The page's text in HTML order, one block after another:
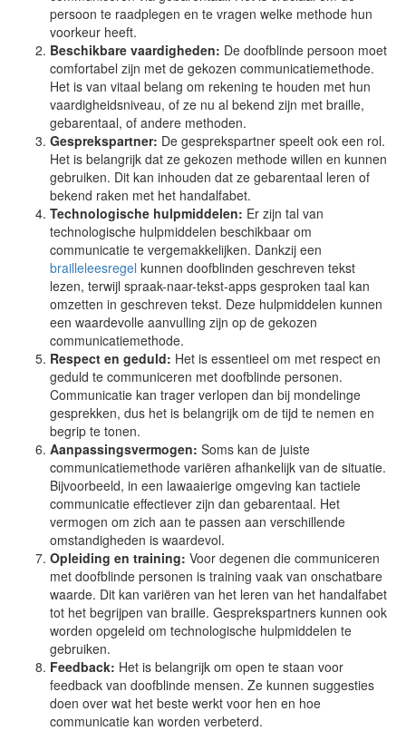
persoon te raadplegen en te vragen welke methode hun
voorkeur heeft.
Beschikbare vaardigheden: De doofblinde persoon moet
comfortabel zijn met de gekozen communicatiemethode.
Het is van vitaal belang om rekening te houden met hun
vaardigheidsniveau, of ze nu al bekend zijn met braille,
gebarentaal, of andere methoden.
Gesprekspartner: De gesprekspartner speelt ook een rol.
Het is belangrijk dat ze gekozen methode willen en kunnen
gebruiken. Dit kan inhouden dat ze gebarentaal leren of
bekend raken met het handalfabet.
Technologische hulpmiddelen: Er zijn tal van
technologische hulpmiddelen beschikbaar om
communicatie te vergemakkelijken. Dankzij een
brailleleesregel kunnen doofblinden geschreven tekst
lezen, terwijl spraak-naar-tekst-apps gesproken taal kan
omzetten in geschreven tekst. Deze hulpmiddelen kunnen
een waardevolle aanvulling zijn op de gekozen
communicatiemethode.
Respect en geduld: Het is essentieel om met respect en
geduld te communiceren met doofblinde personen.
Communicatie kan trager verlopen dan bij mondelinge
gesprekken, dus het is belangrijk om de tijd te nemen en
begrip te tonen.
Aanpassingsvermogen: Soms kan de juiste
communicatiemethode variëren afhankelijk van de situatie.
Bijvoorbeeld, in een lawaaierige omgeving kan tactiele
communicatie effectiever zijn dan gebarentaal. Het
vermogen om zich aan te passen aan verschillende
omstandigheden is waardevol.
Opleiding en training: Voor degenen die communiceren
met doofblinde personen is training vaak van onschatbare
waarde. Dit kan variëren van het leren van het handalfabet
tot het begrijpen van braille. Gesprekspartners kunnen ook
worden opgeleid om technologische hulpmiddelen te
gebruiken.
Feedback: Het is belangrijk om open te staan voor
feedback van doofblinde mensen. Ze kunnen suggesties
doen over wat het beste werkt voor hen en hoe
communicatie kan worden verbeterd.